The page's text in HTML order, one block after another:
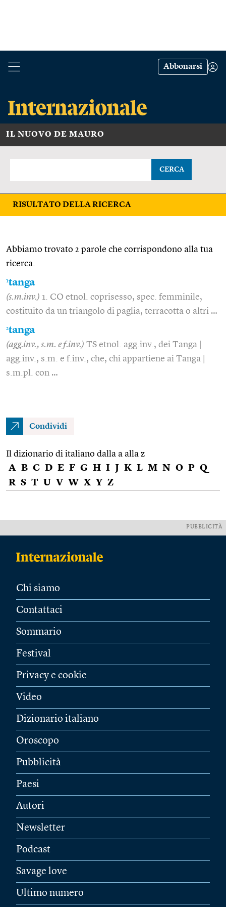
Abbonarsi
IL NUOVO DE MAURO
CERCA
RISULTATO DELLA RICERCA
Abbiamo trovato 2 parole che corrispondono alla tua
ricerca.
1tanga
(s.m.inv.) 1. CO etnol. coprisesso, spec. femminile,
costituito da un triangolo di paglia, terracotta o altri …
2tanga
(agg.inv., s.m. e f.inv.) TS etnol. agg.inv., dei Tanga |
agg.inv., s.m. e f.inv., che, chi appartiene ai Tanga |
s.m.pl. con …
Condividi
Il dizionario di italiano dalla a alla z
A B C D E F G H I J K L M N O P Q
R S T U V W X Y Z
PUBBLICITÀ
Chi siamo
Contattaci
Sommario
Festival
Privacy e cookie
Video
Dizionario italiano
Oroscopo
Pubblicità
Paesi
Autori
Newsletter
Podcast
Savage love
Ultimo numero